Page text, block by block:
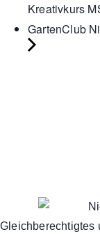
Kreativkurs
GartenClub
Gleichberechtigtes